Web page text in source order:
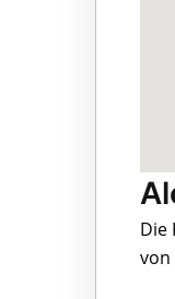
Die
von